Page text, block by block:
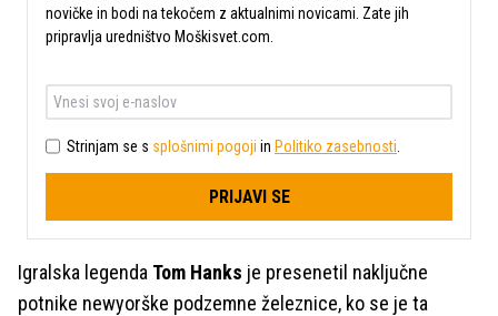
novičke in bodi na tekočem z aktualnimi novicami. Zate jih
pripravlja uredništvo Moškisvet.com.
Strinjam se s splošnimi pogoji in Politiko zasebnosti
PRIJAVI SE
Igralska legenda Tom Hanks je presenetil naključne
potnike newyorške podzemne železnice, ko se je ta